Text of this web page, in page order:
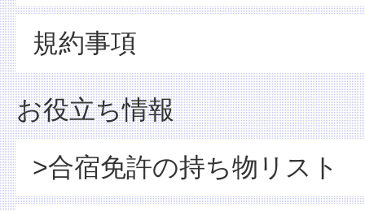
規約事項
お役立ち情報
>合宿免許の持ち物リスト